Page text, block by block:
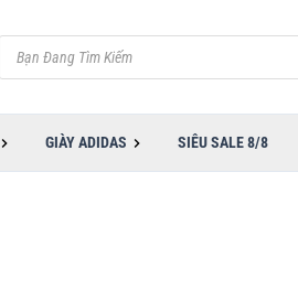
Tìm
kiếm
sản
GIÀY ADIDAS SIÊU SALE 8/8